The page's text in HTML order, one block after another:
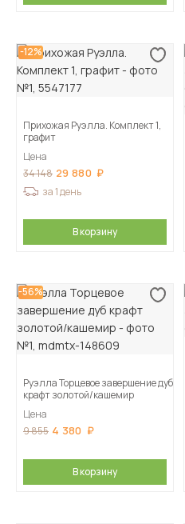
-12%
Прихожая Руэлла. Комплект 1,
графит
Цена
34 148 29 880
за 1 день
В корзину
-56%
Руэлла Торцевое завершение дуб
крафт золотой/кашемир
Цена
9 855 4 380
В корзину